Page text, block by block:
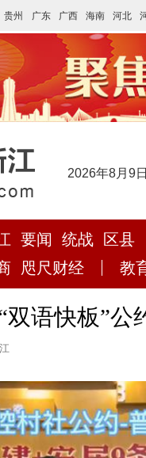
贵州 广东 广西 海南 河北
2026年8月9
要闻 统战
区县
咫尺财经 教
语快板”公